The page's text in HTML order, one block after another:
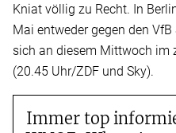
Kniat völlig zu Recht. In
Mai entweder gegen den
sich an diesem Mittwoch im
(20.45 Uhr/ZDF und Sky).
Immer top